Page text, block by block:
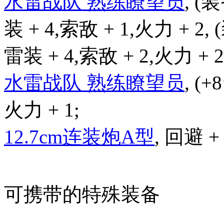
装 + 4,索敌 + 1,火力 + 2,
雷装 + 4,索敌 + 2,火力 +
水雷战队 熟练瞭望员,
火力 + 1;
12.7cm连装炮A型, 回避 +
可携带的特殊装备